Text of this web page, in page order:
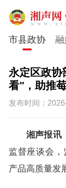
市县政协
永定区政协
看"，助推
发布时间：
湘声报讯
监督座谈会
产品高质量发